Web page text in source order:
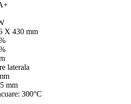
X 430 mm
laterala
mm
300°C